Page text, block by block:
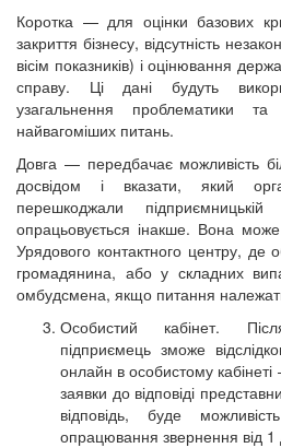
Коротка — для оцінки базових
закриття бізнесу, відсутність
вісім показників) і оцінювання
справу. Ці дані будуть
узагальнення проблематики та
найвагоміших питань.
Довга — передбачає можливість
досвідом і вказати, який
перешкоджали
опрацьовується інакше. Вона
Урядового контактного центру, де
громадянина, або у складних
омбудсмена, якщо питання
Особистий кабінет.
підприємець зможе
онлайн в особистому
заявки до відповіді
відповідь, буде
опрацювання звернення від 1